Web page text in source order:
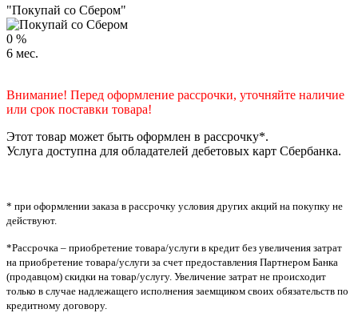
"Покупай со Сбером"
0 %
6 мес.
Внимание! Перед оформление рассрочки, уточняйте наличие
или срок поставки товара!
Этот товар может быть оформлен в рассрочку*.
Услуга доступна для обладателей дебетовых карт Сбербанка.
* при оформлении заказа в рассрочку условия других акций на покупку не
действуют.
*Рассрочка – приобретение товара/услуги в кредит без увеличения затрат
на приобретение товара/услуги за счет предоставления Партнером Банка
(продавцом) скидки на товар/услугу. Увеличение затрат не происходит
только в случае надлежащего исполнения заемщиком своих обязательств по
кредитному договору.